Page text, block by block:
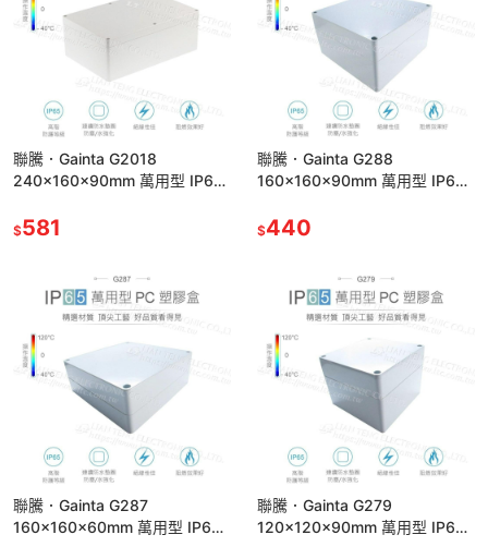
聯騰．Gainta G2018
240x160x90mm 萬用型 IP65
制箱
$581
聯騰．Gainta G288
160x160x90mm 萬用型 IP65
制箱
$440
聯騰．Gainta G287
160x160x60mm 萬用型 IP65
聯騰．Gainta G279
120x120x90mm 萬用型 IP65